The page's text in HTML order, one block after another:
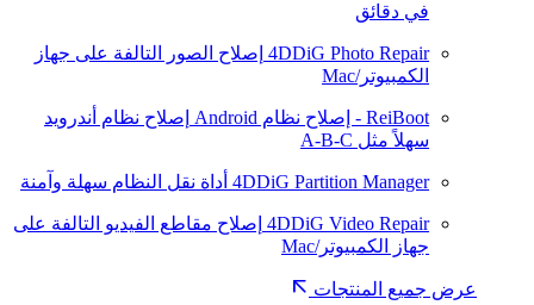
في دقائق
4DDiG Photo Repair إصلاح الصور التالفة على جهاز
الكمبيوتر/Mac
ReiBoot - إصلاح نظام Android
إصلاح نظام أندرويد
سهلاً مثل A-B-C
4DDiG Partition Manager أداة نقل النظام سهلة وآمنة
4DDiG Video Repair إصلاح مقاطع الفيديو التالفة على
جهاز الكمبيوتر/Mac
عرض جميع المنتجات